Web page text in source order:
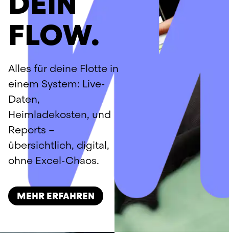
schwankende
Gebrauchtwagenpreise
und schnelle
Technologiesprünge
schwer planbar sein
kann. Außerdem bist du
langfristig (meist 2-4
Jahre) gebunden und
hast kaum Flexibilität
bei
Vertragsänderungen.
Auto Abo:
zahlst du eine
monatliche Rate, in der
ALLES bis auf den Strom
inklusive ist:
Versicherung, Wartung,
FLOW.
Alles für deine Flotte in
einem System: Live-
Daten,
Heimladekosten, und
Reports –
übersichtlich, digital,
ohne Excel-Chaos.
MEHR ERFAHREN